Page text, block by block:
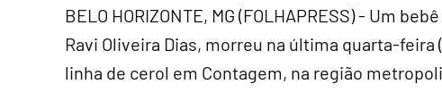
BELO HORIZONTE, MG (FOLHAPRESS) - Um
Ravi Oliveira Dias, morreu na última quarta-
linha de cerol em Contagem, na região